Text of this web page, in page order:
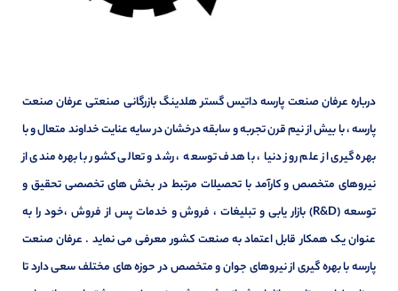
درباره عرفان صنعت پارسه داتیس گستر هلدینگ بازرگانی صنعتی عرفان صنعت
پارسه ، با بیش از نیم قرن تجربه و سابقه درخشان در سایه عنایت خداوند متعال و با
بهره گیری از علم روز دنیا ، با هدف توسعه ، رشد و تعالی کشور با بهره مندی از
نیروهای متخصص و کارآمد با تحصیلات مرتبط در بخش های تخصصی تحقیق و
توسعه (R&D) بازار یابی و تبلیغات ، فروش و خدمات پس از فروش ،خود را به
عنوان یک همکار قابل اعتماد به صنعت کشور معرفی می نماید . عرفان صنعت
پارسه با بهره گیری از نیروهای جوان و متخصص در حوزه های مختلف سعی دارد تا